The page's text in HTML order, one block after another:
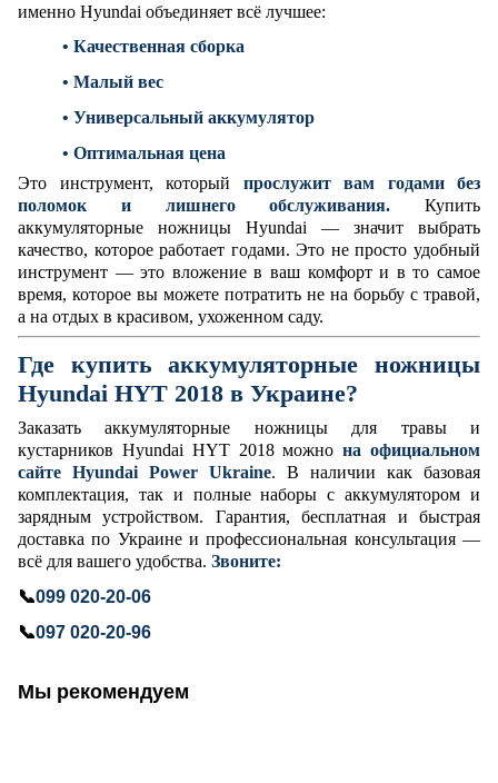
именно Hyundai объединяет всё лучшее:
• Качественная сборка
• Малый вес
• Универсальный аккумулятор
• Оптимальная цена
Это инструмент, который прослужит вам годами без
поломок и лишнего обслуживания. Купить
аккумуляторные ножницы Hyundai — значит выбрать
качество, которое работает годами. Это не просто удобный
инструмент — это вложение в ваш комфорт и в то самое
время, которое вы можете потратить не на борьбу с травой,
а на отдых в красивом, ухоженном саду.
Где купить аккумуляторные ножницы
Hyundai HYT 2018 в Украине?
Заказать аккумуляторные ножницы для травы и
кустарников Hyundai HYT 2018 можнона официальном
сайте Hyundai Power Ukraine. В наличии как базовая
комплектация, так и полные наборы с аккумулятором и
зарядным устройством. Гарантия, бесплатная и быстрая
доставка по Украине и профессиональная консультация —
всё для вашего удобства. Звоните:
📞099 020-20-06
📞097 020-20-96
Мы рекомендуем